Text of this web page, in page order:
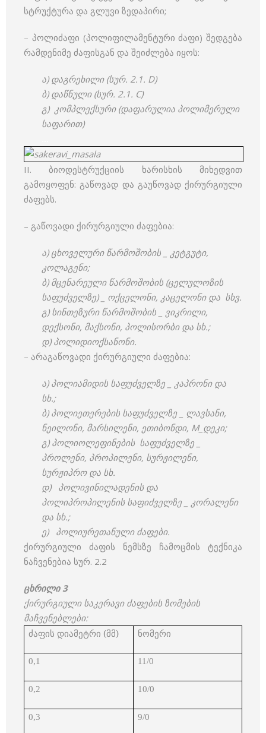
სტრუქტურა და გლუვი ზედაპირი;
– პოლიძაფი (პოლიფილამენტური ძაფი) შედგება
რამდენიმე ძაფისგან და შეიძლება იყოს:
ა) დაგრეხილი (სურ. 2.1. D)
ბ) დაწნული (სურ. 2.1. C)
გ) კომპლექსური (დაფარულია პოლიმერული
საფარით)
II. ბიოდესტრუქციის ხარისხის მიხედვით
გამოყოფენ: გაწოვად და გაუწოვად ქირურგიული
ძაფებს.
– გაწოვადი ქირურგიული ძაფებია:
ა) ცხოველური წარმოშობის _ კეტგუტი,
კოლაგენი;
ბ) მცენარეული წარმოშობის (ცელულოზის
საფუძველზე) _ ოქცელონი, კაცელონი და სხვ.
გ) სინთეზური წარმოშობის _ ვიკრილი,
დექსონი, მაქსონი, პოლისორბი და სხ.;
დ) პოლიდიოქსანონი.
– არაგაწოვადი ქირურგიული ძაფებია:
ა) პოლიამიდის საფუძველზე _ კაპრონი და
სხ.;
ბ) პოლიეთერების საფუძველზე _ ლავსანი,
ნეილონი, მარსილენი, ეთიბონდი, M_დეკი;
გ) პოლიოლეფინების საფუძველზე _
პროლენი, პროპილენი, სურჟილენი,
სურჟიპრო და სხ.
დ) პოლივინილადენის და
პოლიპროპილენის საფიძველზე _ კორალენი
და სხ.;
ე) პოლიურეთანული ძაფები.
ქირურგიული ძაფის ნემსზე ჩამოცმის ტექნიკა
ნაჩვენებია სურ. 2.2
ცხრილი 3
ქირურგიული საკერავი ძაფების ზომების
მაჩვენებლები:
ძაფისდიამეტრი (მმ) ნომერი
0,1 11/0
0,2 10/0
0,3 9/0